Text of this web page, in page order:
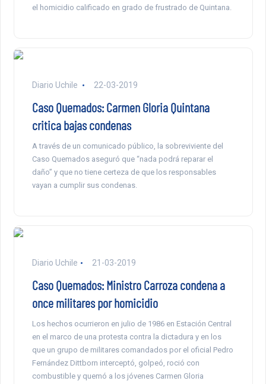
el homicidio calificado en grado de frustrado de Quintana.
Diario Uchile 22-03-2019
Caso Quemados: Carmen Gloria Quintana
critica bajas condenas
A través de un comunicado público, la sobreviviente del
Caso Quemados aseguró que “nada podrá reparar el
daño” y que no tiene certeza de que los responsables
vayan a cumplir sus condenas.
Diario Uchile 21-03-2019
Caso Quemados: Ministro Carroza condena a
once militares por homicidio
Los hechos ocurrieron en julio de 1986 en Estación Central
en el marco de una protesta contra la dictadura y en los
que un grupo de militares comandados por el oficial Pedro
Fernández Dittborn interceptó, golpeó, roció con
combustible y quemó a los jóvenes Carmen Gloria